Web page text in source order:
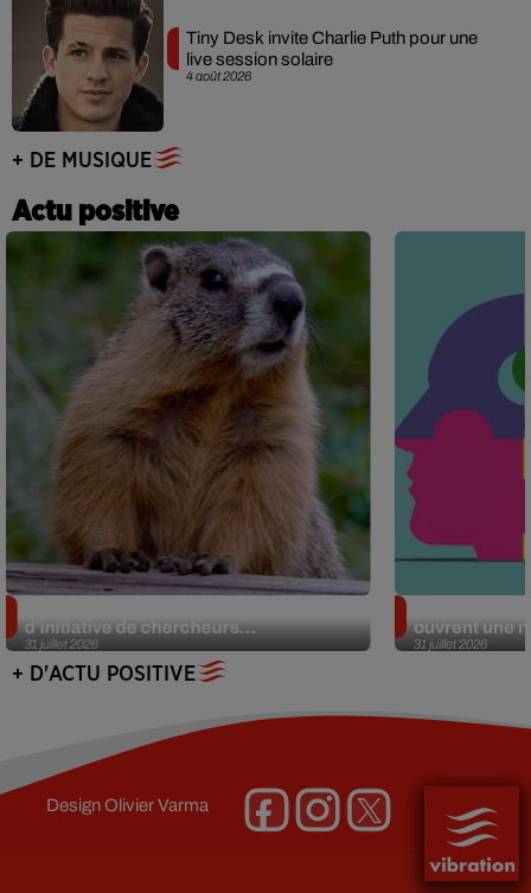
4 août 2026
Tiny Desk invite Charlie Puth pour une
live session solaire
+ DE MUSIQUE
Actu positive
31 juillet 2026
d’initiative de chercheurs...
31 juillet 2026
ouvrent une
+ D'ACTU POSITIVE
DesignOlivier Varma